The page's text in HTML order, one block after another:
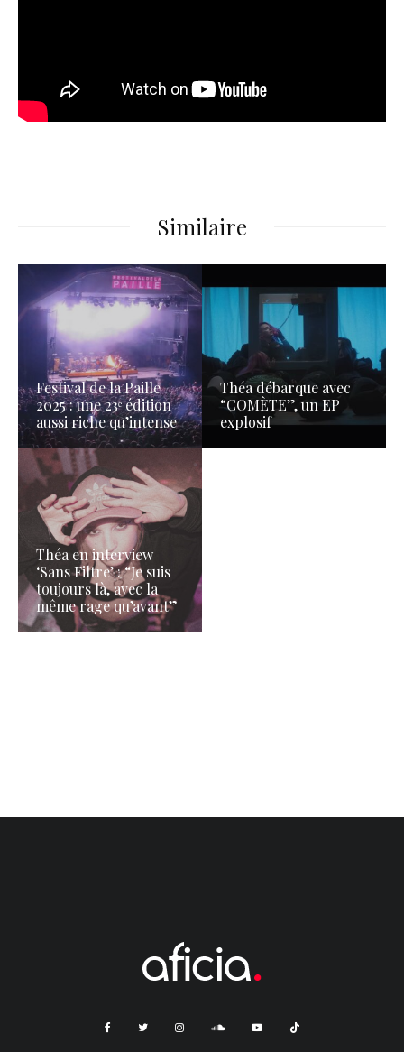
Similaire
Festival de la Paille
2025 : une 23ᵉ édition
aussi riche qu’intense
Théa débarque avec
“COMÈTE”, un EP
explosif
Théa en interview
‘Sans Filtre’ : “Je suis
toujours là, avec la
même rage qu’avant”